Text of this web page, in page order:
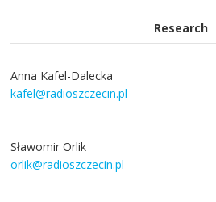
Research
Anna Kafel-Dalecka
kafel@radioszczecin.pl
Sławomir Orlik
orlik@radioszczecin.pl